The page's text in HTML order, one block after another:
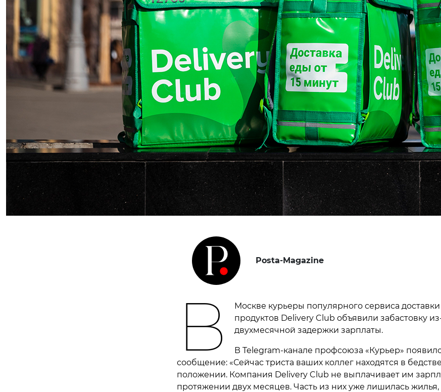
Posta-Magazine
В
Москве курьеры популярного сервиса
продуктов Delivery Club объявили забастовку
двухмесячной задержки зарплаты.
В Telegram-канале профсоюза «Курьер»
сообщение: «Сейчас триста ваших коллег находятся в
положении. Компания Delivery Club не выплачивает им
протяжении двух месяцев. Часть из них уже лишилась жилья,